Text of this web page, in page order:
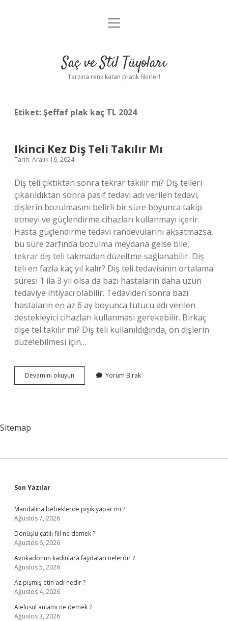
Anasayfa
Yasal Uyarı
menüyü
Saç ve Stil Tüyoları
Tarzına renk katan pratik fikirler!
Etiket:Şeffaf plak kaç TL 2024
Ikinci Kez Diş Teli Takılır Mı
Tarih: Aralık 16, 2024
Diş teli çıktıktan sonra tekrar takılır mı? Diş telleri
çıkarıldıktan sonra pasif tedavi adı verilen tedavi,
dişlerin bozulmasını belirli bir süre boyunca takip
etmeyi ve güçlendirme cihazları kullanmayı içerir.
Hasta güçlendirme tedavi randevularını aksatmazsa,
bu süre zarfında bozulma meydana gelse bile,
tekrar diş teli takmadan düzeltme sağlanabilir. Diş
teli en fazla kaç yıl kalır? Diş teli tedavisinin ortalama
süresi 1 ila 3 yıl olsa da bazı hastaların daha uzun
tedaviye ihtiyacı olabilir. Tedaviden sonra bazı
hastaların en az 6 ay boyunca tutucu adı verilen
destekleyici cihazları kullanması gerekebilir. Birkaç
dişe tel takılır mı? Diş teli kullanıldığında, ön dişlerin
düzelebilmesi için…
Devamını okuyun
Kez
Yorum Bırak
Sitemap
Sidebar
Son Yazılar
Mandalina bebeklerde pişik yapar mı ?
Ağustos 7, 2026
Dönüşlü çatılı fiil ne demek ?
Ağustos 6, 2026
Avokadonun kadınlara faydaları nelerdir ?
Ağustos 5, 2026
Az pişmiş etin adı nedir ?
Ağustos 4, 2026
Alelusul anlamı ne demek ?
Ağustos 3, 2026